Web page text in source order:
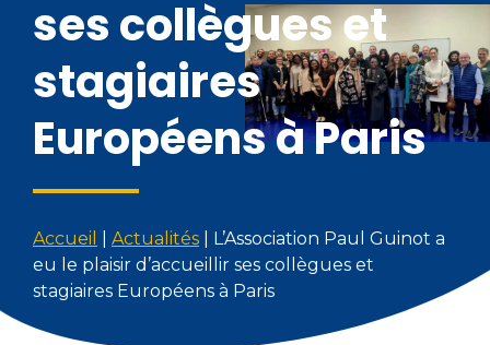
ses collègues et
stagiaires
Européens à Paris
Accueil Actualités
L’Association Paul Guinot a
eu le plaisir d’accueillir ses collègues et
stagiaires Européens à Paris